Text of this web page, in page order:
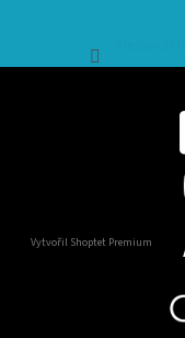
Vytvořil Shoptet Premium